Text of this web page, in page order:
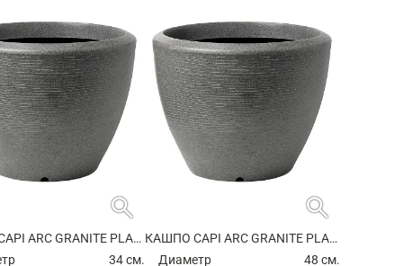
search
КАШПО CAPI ARC GRANITE PLANTER BALL ANTHRACITE
34 см.
search
КАШПО CAPI ARC GRANITE PLANTER BALL ANTHRACITE
Диаметр
48 см.